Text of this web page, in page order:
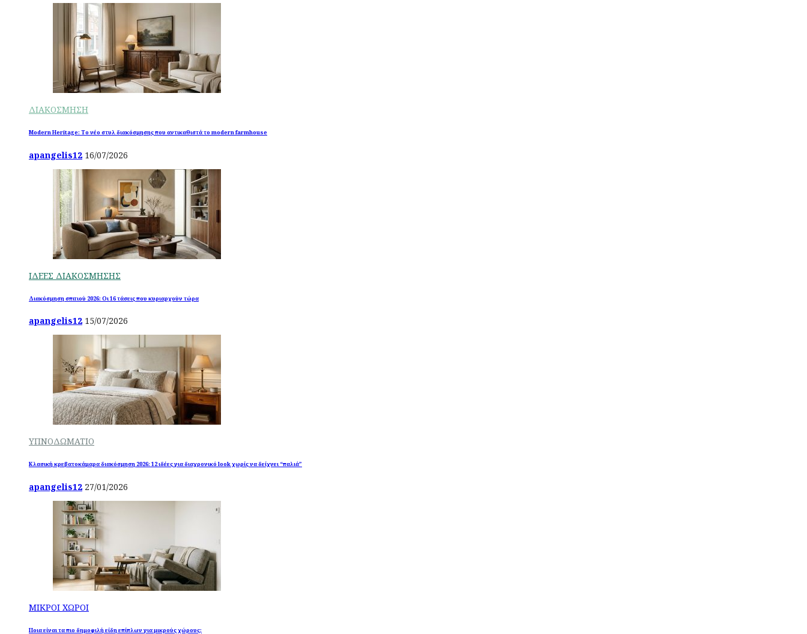
ΔΙΑΚΟΣΜΗΣΗ
Modern Heritage: Το νέο στυλ διακόσμησης που αντικαθιστά το modern farmhouse
apangelis12 16/07/2026
ΙΔΕΕΣ ΔΙΑΚΟΣΜΗΣΗΣ
Διακόσμηση σπιτιού 2026: Οι 16 τάσεις που κυριαρχούν τώρα
apangelis12 15/07/2026
ΥΠΝΟΔΩΜΑΤΙΟ
Κλασική κρεβατοκάμαρα διακόσμηση 2026: 12 ιδέες για διαχρονικό look χωρίς να δείχνει “παλιά”
apangelis12 27/01/2026
ΜΙΚΡΟΙ ΧΩΡΟΙ
Ποια είναι τα πιο δημοφιλή είδη επίπλων για μικρούς χώρους;